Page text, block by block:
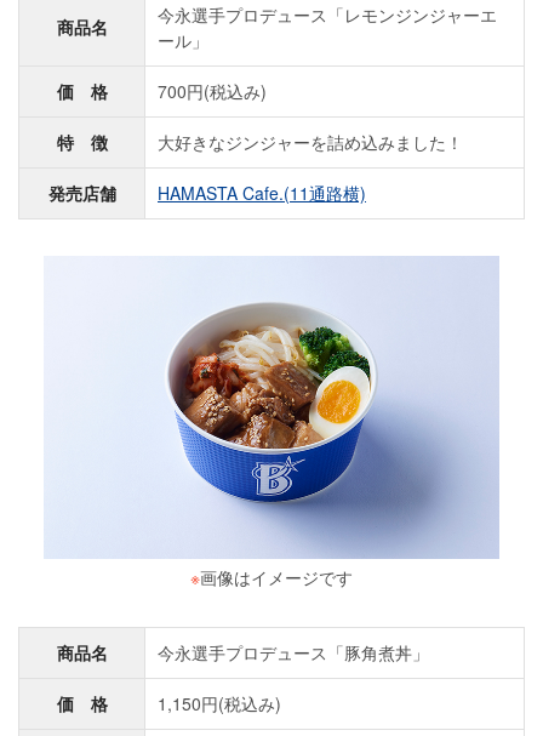
商品名
今永選手プロデュース「レモンジンジャーエ
ール」
価 格 700円(税込み)
特 徴 大好きなジンジャーを詰め込みました！
発売店舗 HAMASTA Cafe.(11通路横)
※画像はイメージです
商品名 今永選手プロデュース「豚角煮丼」
価 格 1,150円(税込み)